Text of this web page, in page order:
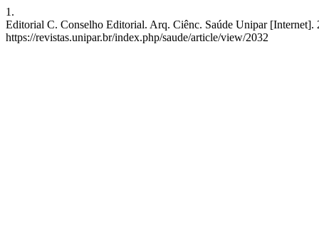
1.
Editorial C. Conselho Editorial. Arq. Ciênc. Saúde Unipar [Internet].
https://revistas.unipar.br/index.php/saude/article/view/2032